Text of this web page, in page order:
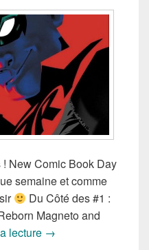
New Comic Book Day
semaine et comme
Du Côté des #1 :
Magneto and
lecture Sorties des Comics
→